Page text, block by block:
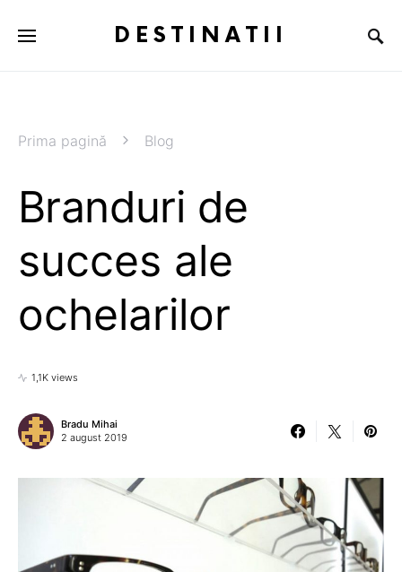
DESTINATII
Prima pagină Blog
Branduri de
succes ale
ochelarilor
1,1K views
Bradu Mihai
2 august 2019